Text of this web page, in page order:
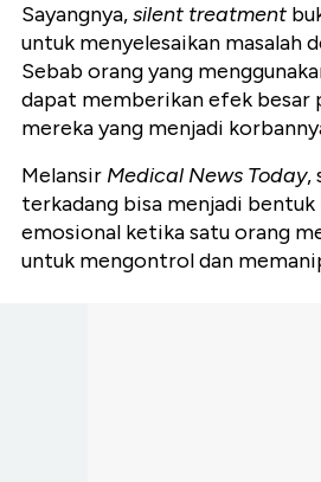
Sayangnya,silent treatment
untuk menyelesaikan masalah
Sebab orang yang
dapat memberikan efek besar
mereka yang menjadi
Melansir Medical News Today,
terkadang bisa menjadi bentuk
emosional ketika satu orang
untuk mengontrol dan